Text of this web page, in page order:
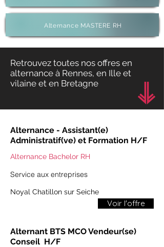
Alternance MASTERE RH
Retrouvez toutes nos offres en
alternance à Rennes, en Ille et
vilaine et en Bretagne
Alternance - Assistant(e)
Administratif(ve) et Formation H/F
Alternance Bachelor RH
Service aux entreprises
Noyal Chatillon sur Seiche
Voir l'offre
​​Alternant BTS MCO Vendeur(se)
Conseil ​ H/F